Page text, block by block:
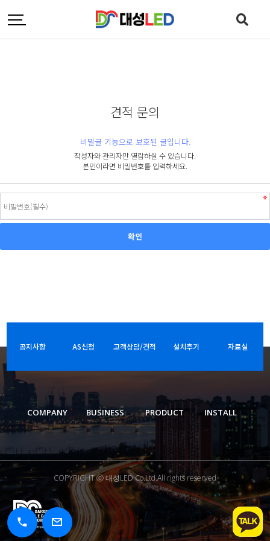
견적 문의
비밀글 기능으로 보호된 글입니다.
작성자와 관리자만 열람하실 수 있습니다.
본인이라면 비밀번호를 입력하세요.
공지사항 AS신청 고객상담/견적 설치후기 자료실
COMPANY BUSINESS PRODUCT INSTALL
COPYRIGHT ⓒ 대성LED Co.Ltd.All rights reserved